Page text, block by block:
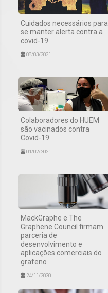
Cuidados necessários para
se manter alerta contra a
covid-19
08/03/2021
Colaboradores do HUEM
são vacinados contra
Covid-19
01/02/2021
MackGraphe e The
Graphene Council firmam
parceria de
desenvolvimento e
aplicações comerciais do
grafeno
24/11/2020